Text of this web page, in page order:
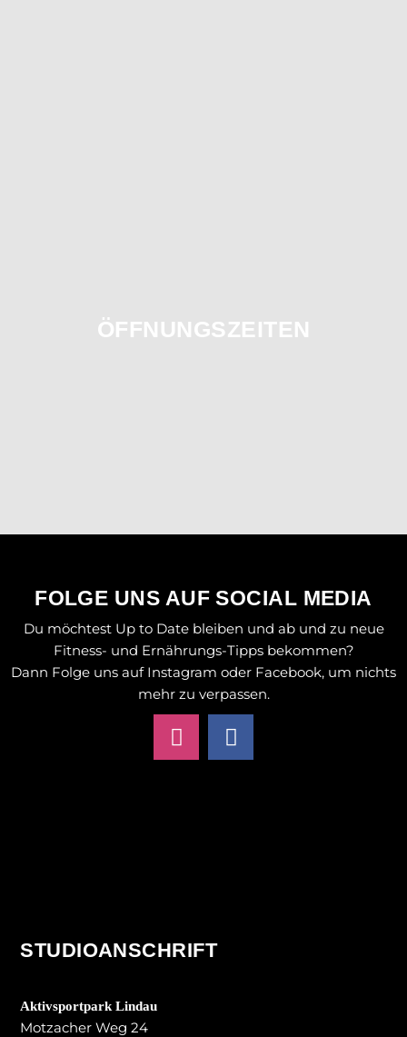
ÖFFNUNGSZEITEN
FOLGE UNS AUF SOCIAL MEDIA
Du möchtest Up to Date bleiben und ab und zu neue
Fitness- und Ernährungs-Tipps bekommen?
Dann Folge uns auf Instagram oder Facebook, um nichts
mehr zu verpassen.
STUDIOANSCHRIFT
Aktivsportpark Lindau
Motzacher Weg 24